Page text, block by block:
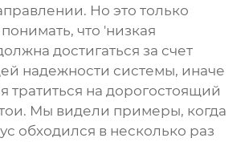
Но это только
что 'низкая
достигаться за счет
надежности системы, иначе
тратиться на дорогостоящий
Мы видели примеры, когда
обходился в несколько раз